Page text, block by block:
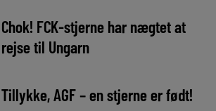
Chok! FCK-stjerne har nægtet at
rejse til Ungarn
Tillykke, AGF – en stjerne er født!